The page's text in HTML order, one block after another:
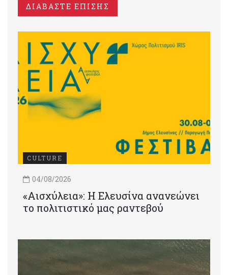
ΔΙΑΒΑΣΤΕ ΕΠΙΣΗΣ
CULTURE
04/08/2026
«Αισχύλεια»: Η Ελευσίνα ανανεώνει
το πολιτιστικό μας ραντεβού